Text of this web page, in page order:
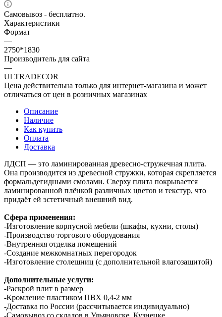
Самовывоз - бесплатно.
Характеристики
Формат
—
2750*1830
Производитель для сайта
—
ULTRADECOR
Цена действительна только для интернет-магазина и может
отличаться от цен в розничных магазинах
Описание
Наличие
Как купить
Оплата
Доставка
ЛДСП — это ламинированная древесно-стружечная плита.
Она производится из древесной стружки, которая скрепляется
формальдегидными смолами. Сверху плита покрывается
ламинированной плёнкой различных цветов и текстур, что
придаёт ей эстетичный внешний вид.
Сфера применения:
-Изготовление корпусной мебели (шкафы, кухни, столы)
-Производство торгового оборудования
-Внутренняя отделка помещений
-Создание межкомнатных перегородок
-Изготовление столешниц (с дополнительной влагозащитой)
Дополнительные услуги:
-Раскрой плит в размер
-Кромление пластиком ПВХ 0,4-2 мм
-Доставка по России (рассчитывается индивидуально)
-Самовывоз со складов в Ульяновске, Кузнецке,